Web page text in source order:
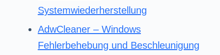
Systemwiederherstellung
AdwCleaner – Windows
Fehlerbehebung und Beschleunigung